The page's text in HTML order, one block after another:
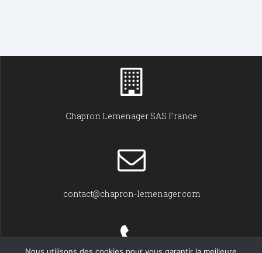
Chapron Lemenager SAS France
contact@chapron-lemenager.com